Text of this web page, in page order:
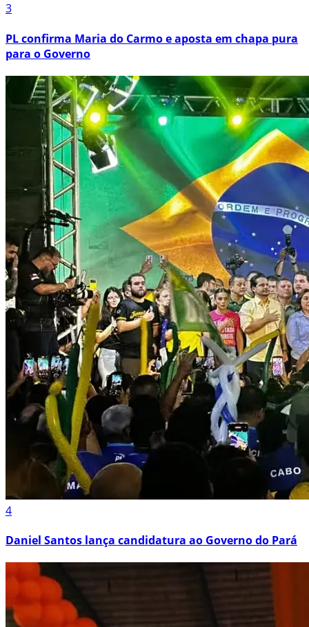
3
PL confirma Maria do Carmo e aposta em chapa pura
para o Governo
4
Daniel Santos lança candidatura ao Governo do Pará